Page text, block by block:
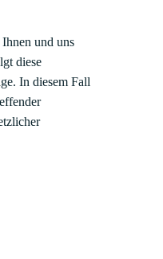
und uns
diese
In diesem Fall